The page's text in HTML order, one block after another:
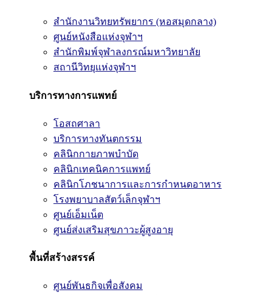
สำนักงานวิทยทรัพยากร (หอสมุดกลาง)
ศูนย์หนังสือแห่งจุฬาฯ
สำนักพิมพ์จุฬาลงกรณ์มหาวิทยาลัย
สถานีวิทยุแห่งจุฬาฯ
บริการทางการแพทย์
โอสถศาลา
บริการทางทันตกรรม
คลินิกกายภาพบำบัด
คลินิกเทคนิคการแพทย์
คลินิกโภชนาการและการกำหนดอาหาร
โรงพยาบาลสัตว์เล็กจุฬาฯ
ศูนย์เอ็มเน็ต
ศูนย์ส่งเสริมสุขภาวะผู้สูงอายุ
พื้นที่สร้างสรรค์
ศูนย์พันธกิจเพื่อสังคม